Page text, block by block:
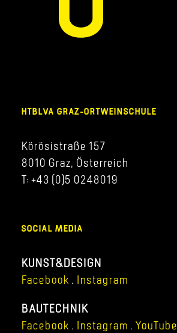
HTBLVA GRAZ-ORTWEINSCHULE
Körösistraße 157
8010 Graz, Österreich
T: +43 (0)5 0248019
SOCIAL MEDIA
KUNST&DESIGN
Facebook . Instagram
BAUTECHNIK
Facebook . Instagram . YouTube